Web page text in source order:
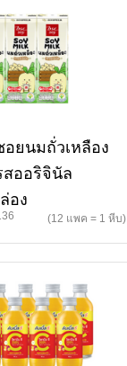
อยนมถั่วเหลือง
สออริจินัล
อง
(12 แพค = 1 หีบ)